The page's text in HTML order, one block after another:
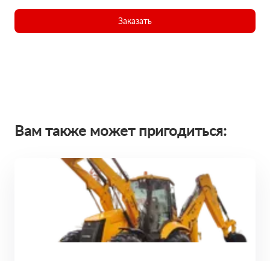
Заказать
Вам также может пригодиться: